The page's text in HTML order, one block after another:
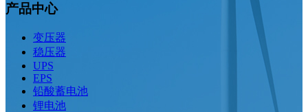
产品中心
变压器
稳压器
UPS
EPS
铅酸蓄电池
锂电池